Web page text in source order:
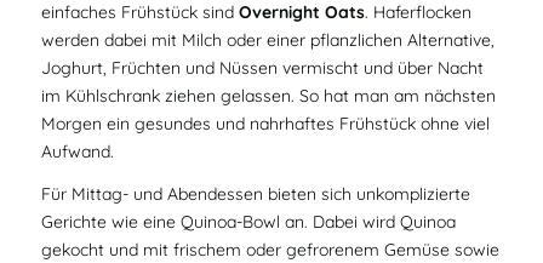
einfaches Frühstück sind Overnight Oats. Haferflocken
werden dabei mit Milch oder einer pflanzlichen Alternative,
Joghurt, Früchten und Nüssen vermischt und über Nacht
im Kühlschrank ziehen gelassen. So hat man am nächsten
Morgen ein gesundes und nahrhaftes Frühstück ohne viel
Aufwand.
Für Mittag- und Abendessen bieten sich unkomplizierte
Gerichte wie eine Quinoa-Bowl an. Dabei wird Quinoa
gekocht und mit frischem oder gefrorenem Gemüse sowie